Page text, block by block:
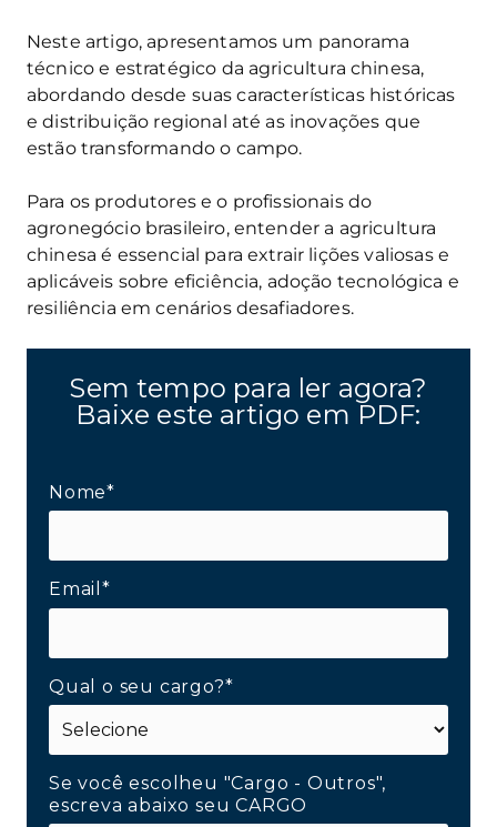
Neste artigo, apresentamos um panorama
técnico e estratégico da agricultura chinesa,
abordando desde suas características históricas
e distribuição regional até as inovações que
estão transformando o campo.
Para os produtores e o profissionais do
agronegócio brasileiro, entender a agricultura
chinesa é essencial para extrair lições valiosas e
aplicáveis sobre eficiência, adoção tecnológica e
resiliência em cenários desafiadores.
Sem tempo para ler agora?
Baixe este artigo em PDF:
Nome*
Email*
Qual o seu cargo?*
Se você escolheu "Cargo - Outros",
escreva abaixo seu CARGO